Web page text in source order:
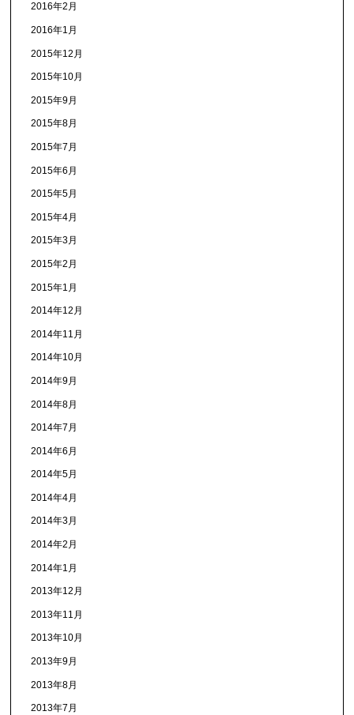
2016年2月
2016年1月
2015年12月
2015年10月
2015年9月
2015年8月
2015年7月
2015年6月
2015年5月
2015年4月
2015年3月
2015年2月
2015年1月
2014年12月
2014年11月
2014年10月
2014年9月
2014年8月
2014年7月
2014年6月
2014年5月
2014年4月
2014年3月
2014年2月
2014年1月
2013年12月
2013年11月
2013年10月
2013年9月
2013年8月
2013年7月